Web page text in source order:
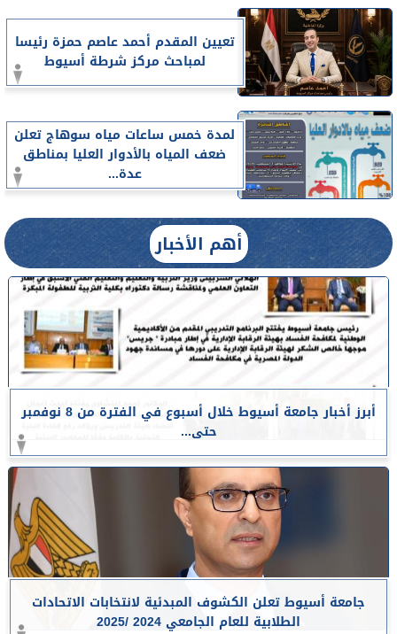
تعيين المقدم أحمد عاصم حمزة رئيسا
لمباحث مركز شرطة أسيوط
لمدة خمس ساعات مياه سوهاج تعلن
ضعف المياه بالأدوار العليا بمناطق
عدة...
أهم الأخبار
أبرز أخبار جامعة أسيوط خلال أسبوع في الفترة من 8 نوفمبر
حتى...
جامعة أسيوط تعلن الكشوف المبدئية لانتخابات الاتحادات
الطلابية للعام الجامعي 2024 /2025